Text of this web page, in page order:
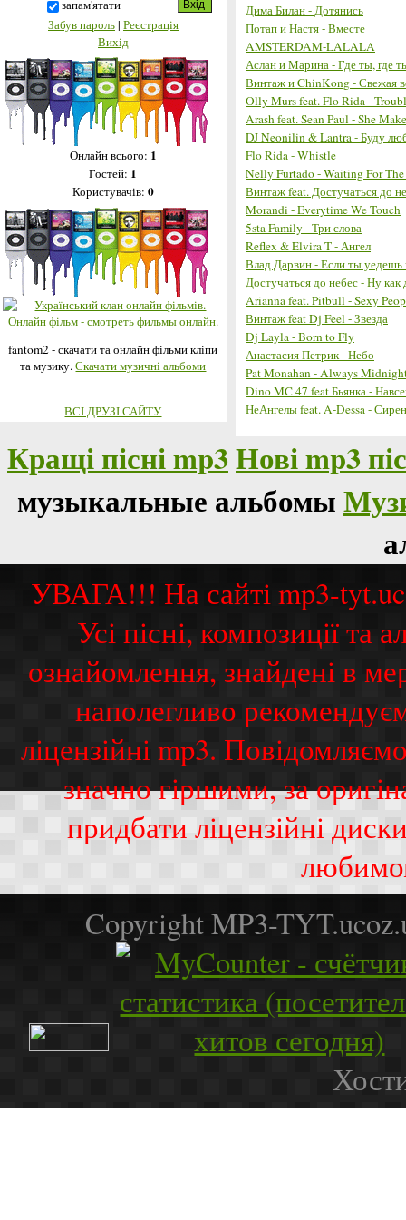
запам'ятати
Забув пароль| Реєстрація
Вихід
Онлайн всього: 1
Гостей: 1
Користувачів: 0
fantom2 - скачати та онлайн фільми кліпи
та музику.Скачати музичні альбоми
ВСІ ДРУЗІ САЙТУ
Дима Билан - Дотянись
Потап и Настя - Вместе
AMSTERDAM-LALALA
Аслан и Марина - Где ты, где
Винтаж и ChinKong - Свежая
Olly Murs feat. Flo Rida -
Arash feat. Sean Paul - She
DJ Neonilin & Lantra - Буду
Flo Rida - Whistle
Nelly Furtado - Waiting For
Винтаж feat. Достучаться до
Morandi - Everytime We Touch
5sta Family - Три слова
Reflex & Elvira T - Ангел
Влад Дарвин - Если ты уедешь
Достучаться до небес - Ну как
Arianna feat. Pitbull - Sexy
Винтаж feat Dj Feel - Звезда
Dj Layla - Born to Fly
Анастасия Петрик - Небо
Pat Monahan - Always
Dino MC 47 feat Бьянка -
НеАнгелы feat. A-Dessa -
Кращі пісні mp3Нові mp3
музыкальные альбомы
УВАГА!!! На сайті mp3-
Усі пісні, композиції
ознайомлення, знайдені в
наполегливо
ліцензійні mp3.
значно гіршими, за
придбати ліцензійні
Copyright MP3-